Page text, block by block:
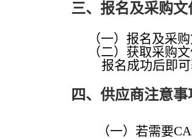
三、报名及采购
（一）报名及采
（二）获取采购文
报名成功后即可
四、供应商注意事
（一）若需要CA